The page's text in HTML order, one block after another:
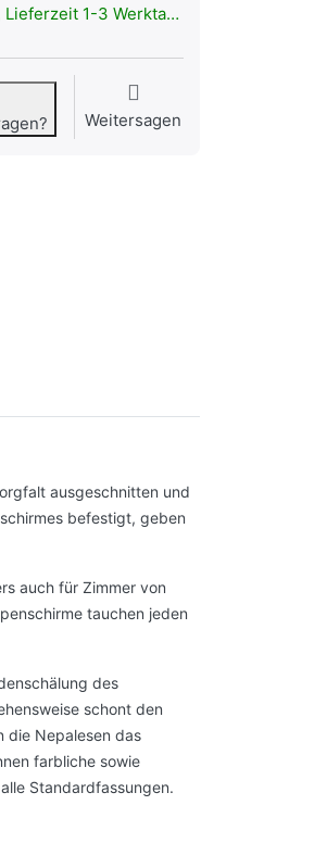
1-3 Werktage.
Weitersagen
ausgeschnitten und
befestigt, geben
auch für Zimmer von
tauchen jeden
des
schont den
die Nepalesen das
farbliche sowie
Standardfassungen.